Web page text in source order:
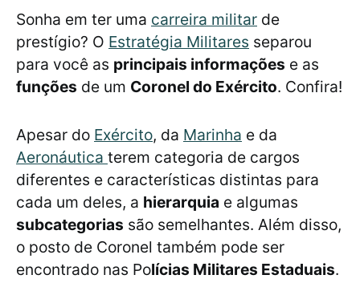
Sonha em ter uma carreira militar de
prestígio? O Estratégia Militares separou
para você as principais informações e as
funções de um Coronel do Exército. Confira!
Apesar do Exército, da Marinha e da
Aeronáutica terem categoria de cargos
diferentes e características distintas para
cada um deles, a hierarquia e algumas
subcategorias são semelhantes. Além disso,
o posto de Coronel também pode ser
encontrado nas Polícias Militares Estaduais.